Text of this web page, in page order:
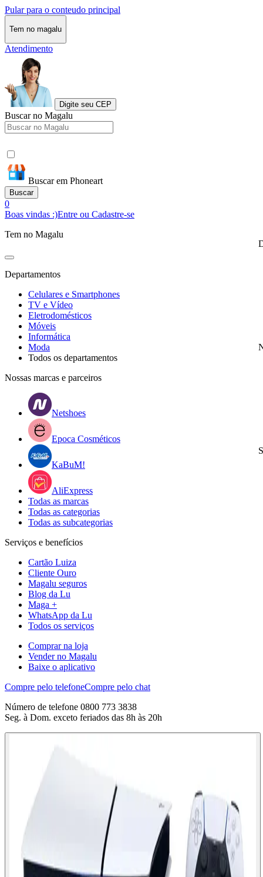
Pular para o conteudo principal
Tem no magalu
Atendimento
Digite seu CEP
Buscar no Magalu
Buscar em Phoneart
Buscar
0
Boas vindas :)Entre ou Cadastre-se
Tem no Magalu
Departamentos
Celulares e Smartphones
TV e Vídeo
Eletrodomésticos
Móveis
Informática
Moda
Todos os departamentos
Nossas marcas e parceiros
Netshoes
Epoca Cosméticos
KaBuM!
AliExpress
Todas as marcas
Todas as categorias
Todas as subcategorias
Serviços e benefícios
Cartão Luiza
Cliente Ouro
Magalu seguros
Blog da Lu
Maga +
WhatsApp da Lu
Todos os serviços
Comprar na loja
Vender no Magalu
Baixe o aplicativo
Compre pelo telefoneCompre pelo chat
Número de telefone 0800 773 3838
Seg. à Dom. exceto feriados das 8h às 20h